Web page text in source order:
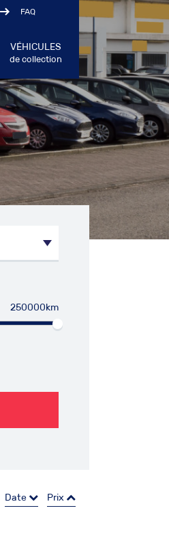
FAQ
VÉHICULES
de collection
250000km
Date Prix